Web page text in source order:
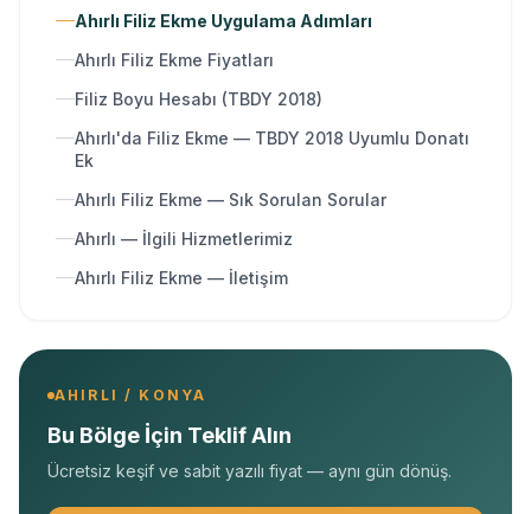
Ahırlı Filiz Ekme Uygulama Adımları
Ahırlı Filiz Ekme Fiyatları
Filiz Boyu Hesabı (TBDY 2018)
Ahırlı'da Filiz Ekme — TBDY 2018 Uyumlu Donatı
Ek
Ahırlı Filiz Ekme — Sık Sorulan Sorular
Ahırlı — İlgili Hizmetlerimiz
Ahırlı Filiz Ekme — İletişim
AHIRLI / KONYA
Bu Bölge İçin Teklif Alın
Ücretsiz keşif ve sabit yazılı fiyat — aynı gün dönüş.